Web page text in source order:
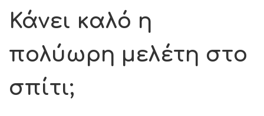
Κάνει καλό η
πολύωρη μελέτη στο
σπίτι;